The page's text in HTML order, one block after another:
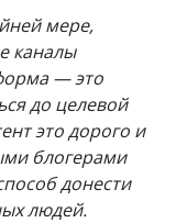
мере,
каналы
— это
до целевой
это дорого и
блогерами
донести
людей.